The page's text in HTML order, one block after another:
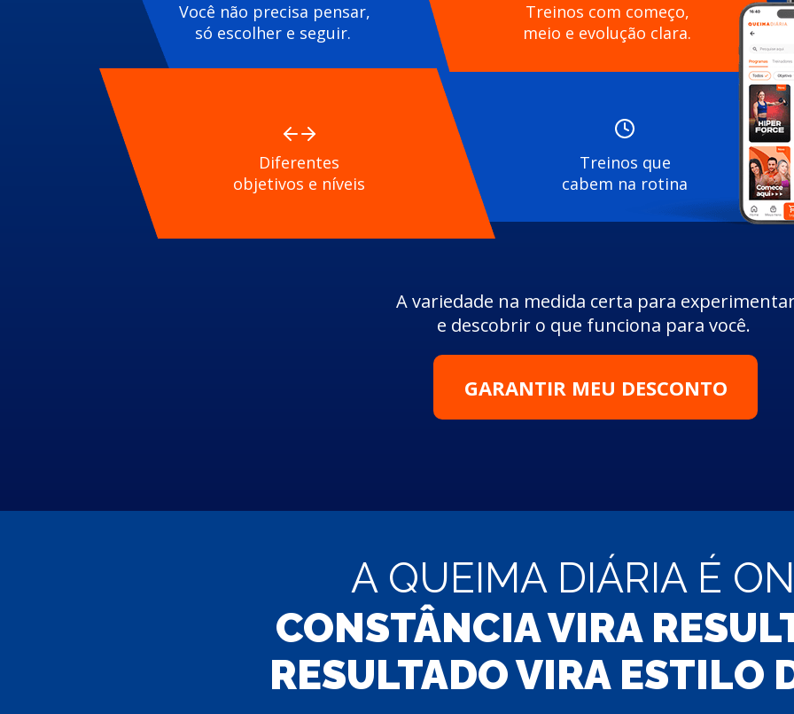
A variedade na medida certa para
e descobrir o que funciona para você.
Treinos com começo,
meio e evolução clara.
Você não precisa pensar,
só escolher e seguir.
Diferentes
objetivos e níveis
Treinos que
cabem na rotina
GARANTIR MEU DESCONTO
A QUEIMA DIÁRIA É
CONSTÂNCIA VIRA
RESULTADO VIRA ESTILO